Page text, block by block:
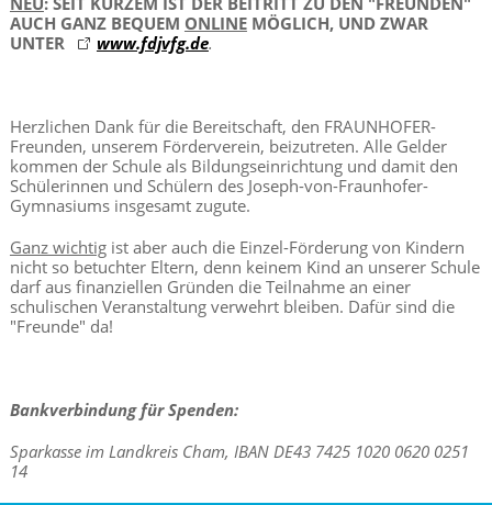
AUCH GANZ BEQUEM ONLINEMÖGLICH, UND ZWAR
UNTER
www.fdjvfg.de.
Herzlichen Dank für die Bereitschaft, den FRAUNHOFER-
Freunden, unserem Förderverein, beizutreten. Alle Gelder
kommen der Schule als Bildungseinrichtung und damit den
Schülerinnen und Schülern des Joseph-von-Fraunhofer-
Gymnasiums insgesamt zugute.
Ganz wichtigist aber auch die Einzel-Förderung von Kindern
nicht so betuchter Eltern, denn keinem Kind an unserer Schule
darf aus finanziellen Gründen die Teilnahme an einer
schulischen Veranstaltung verwehrt bleiben. Dafür sind die
"Freunde" da!
Bankverbindung für Spenden:
Sparkasse im Landkreis Cham, IBAN DE43 7425 1020 0620 0251
14